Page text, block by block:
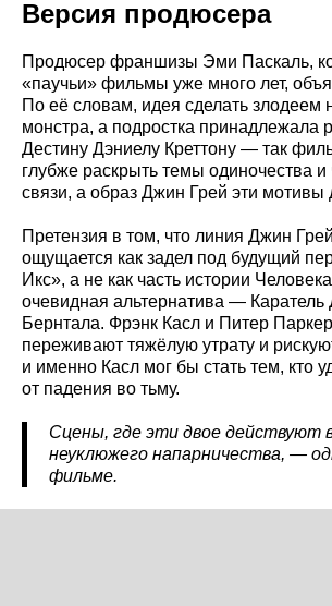
Версия продюсера
Продюсер франшизы Эми Паскаль,
«паучьи» фильмы уже много лет,
По её словам, идея сделать злодеем
монстра, а подростка принадлежала
Дестину Дэниелу Креттону — так
глубже раскрыть темы одиночества и
связи, а образ Джин Грей эти мотивы
Претензия в том, что линия Джин
ощущается как задел под будущий
Икс», а не как часть истории
очевидная альтернатива — Каратель
Бернтала. Фрэнк Касл и Питер
переживают тяжёлую утрату и
и именно Касл мог бы стать тем, кто
от падения во тьму.
Сцены, где эти двое действуют
неуклюжего напарничества, —
фильме.